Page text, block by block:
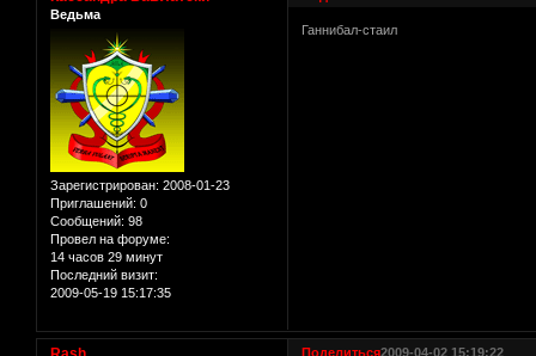
Ведьма
Зарегистрирован: 2008-01-23
Приглашений: 0
Сообщений: 98
Провел на форуме:
14 часов 29 минут
Последний визит:
2009-05-19 15:17:35
Ганнибал-стаил
Поделиться2009-04-02 15:19:22